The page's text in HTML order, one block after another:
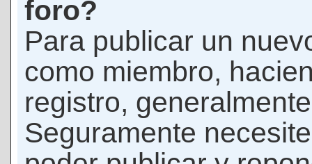
foro?
Para publicar un
como miembro,
registro,
Seguramente